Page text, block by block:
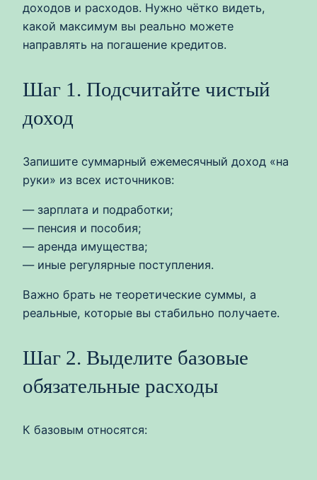
доходов и расходов. Нужно чётко видеть,
какой максимум вы реально можете
направлять на погашение кредитов.
Шаг 1. Подсчитайте чистый
доход
Запишите суммарный ежемесячный доход «на
руки» из всех источников:
— зарплата и подработки;
— пенсия и пособия;
— аренда имущества;
— иные регулярные поступления.
Важно брать не теоретические суммы, а
реальные, которые вы стабильно получаете.
Шаг 2. Выделите базовые
обязательные расходы
К базовым относятся: